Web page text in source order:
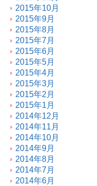
2015年10月
2015年9月
2015年8月
2015年7月
2015年6月
2015年5月
2015年4月
2015年3月
2015年2月
2015年1月
2014年12月
2014年11月
2014年10月
2014年9月
2014年8月
2014年7月
2014年6月